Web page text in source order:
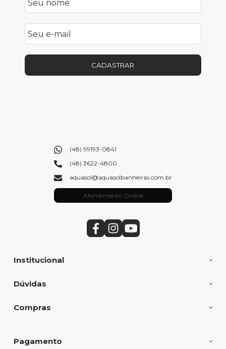
CADASTRAR
Institucional
Dúvidas
Compras
(48) 99193-0841
(48) 3622-4800
aquasol@aquasolbanheiras.com.br
Atendimento Online
Pagamento